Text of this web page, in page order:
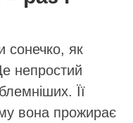
сонечко, як
непростий
Її
вона прожирає